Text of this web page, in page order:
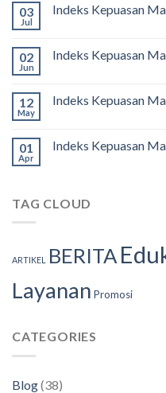
03
Jul
Indeks Kepuasan
02
Jun
Indeks Kepuasan
12
May
Indeks Kepuasan
01
Apr
Indeks Kepuasan
TAG CLOUD
ARTIKEL BERITA
Layanan Promosi
CATEGORIES
Blog(38)